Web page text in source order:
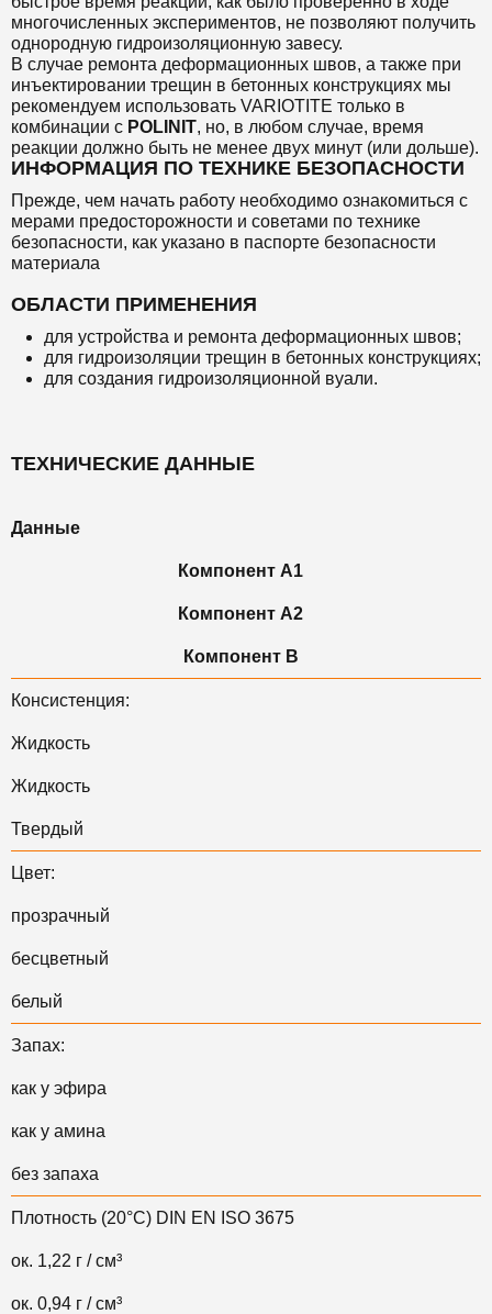
многочисленных экспериментов, не позволяют получить
однородную гидроизоляционную завесу.
В случае ремонта деформационных швов, а также при
инъектировании трещин в бетонных конструкциях мы
рекомендуем использовать VARIOTITE только в
комбинации с POLINIT, но, в любом случае, время
реакции должно быть не менее двух минут (или дольше).
ИНФОРМАЦИЯ ПО ТЕХНИКЕ БЕЗОПАСНОСТИ
Прежде, чем начать работу необходимо ознакомиться с
мерами предосторожности и советами по технике
безопасности, как указано в паспорте безопасности
материала
ОБЛАСТИ ПРИМЕНЕНИЯ
для устройства и ремонта деформационных швов;
для гидроизоляции трещин в бетонных конструкциях;
для создания гидроизоляционной вуали.
ТЕХНИЧЕСКИЕ ДАННЫЕ
Данные
Компонент А1
Компонент А2
Компонент B
Консистенция:
Жидкость
Жидкость
Твердый
Цвет:
прозрачный
бесцветный
белый
Запах:
как у эфира
как у амина
без запаха
Плотность (20°С) DIN EN ISO 3675
ок. 1,22 г / см³
ок. 0,94 г / см³